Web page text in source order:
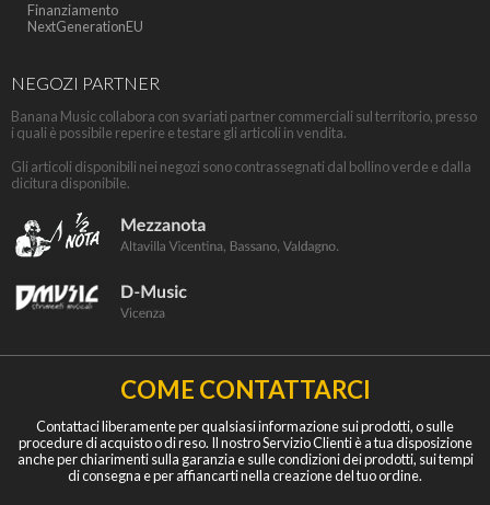
Finanziamento
NextGenerationEU
NEGOZI PARTNER
Banana Music collabora con svariati partner commerciali sul territorio, presso
i quali è possibile reperire e testare gli articoli in vendita.
Gli articoli disponibili nei negozi sono contrassegnati dal bollino verde e dalla
dicitura disponibile.
COME CONTATTARCI
Contattaci liberamente per qualsiasi informazione sui prodotti, o sulle
procedure di acquisto o di reso. Il nostro Servizio Clienti è a tua disposizione
anche per chiarimenti sulla garanzia e sulle condizioni dei prodotti, sui tempi
di consegna e per affiancarti nella creazione del tuo ordine.